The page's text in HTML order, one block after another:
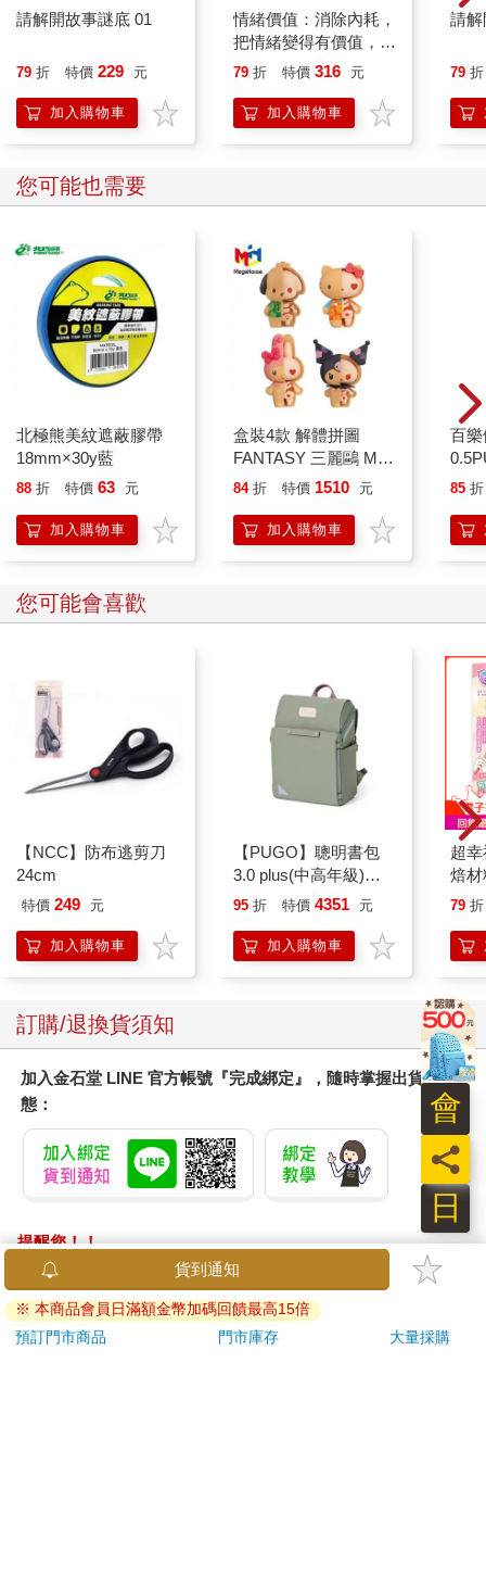
請解開故事謎底 01
79 折 特價 229 元
加入購物車
情緒價值：消除內耗，
把情緒變得有價值，跟
誰都能自在相處
79 折 特價 316 元
加入購物車
請解
79 折
您可能也需要
北極熊美紋遮蔽膠帶
18mm×30y藍
88 折 特價 63 元
加入購物車
盒裝4款 解體拼圖
FANTASY 三麗鷗 Mix
熱帶櫻桃系列 立體拼
蒂貓 酷洛米 帕恰狗 美
樂蒂 KAITAI
84 折 特價 1510 元
加入購物車
百
量)
85 折
您可能會喜歡
【NCC】防布逃剪刀
24cm
特價 249 元
加入購物車
【PUGO】聰明書包
3.0 plus(中高年級)沙
綠 全新進化玩美上市
95 折 特價 4351 元
加入購物車
超
焙
愛
79 折
訂購/退換貨須知
加入金石堂 LINE 官方帳號『完成綁定』，隨時掌握出貨動
態：
提醒您！！
金石堂及銀行均不會請您操作ATM! 如接獲電話要求您前往
ATM提款機，請不要聽從指示，以免受騙上當！
退換貨須知：
貨到通知
※ 本商品會員日滿額金幣加碼回饋最高15倍
預訂門市商品
門市庫存 大量採購
日
員
會